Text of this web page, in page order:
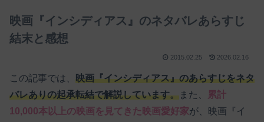
映画『インシディアス』のネタバレあらすじ
結末と感想
2015.02.25 2026.02.16
この記事では、 映画『インシディアス』のあらすじをネタ
バレありの起承転結で解説しています。 また、
累計
10,000本以上の映画を見てきた映画愛好家が、映画『イ